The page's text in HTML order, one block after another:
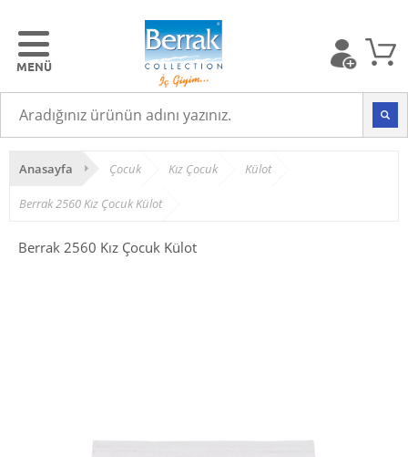
Anasayfa Çocuk Kız Çocuk Külot
Berrak 2560 Kız Çocuk Külot
Berrak 2560 Kız Çocuk Külot